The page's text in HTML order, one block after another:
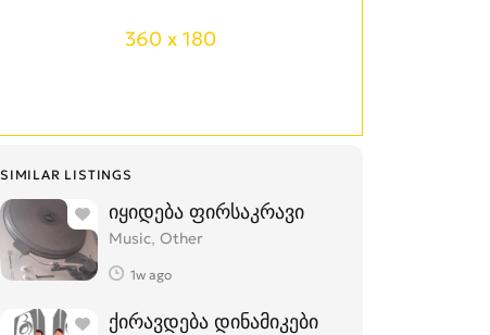
360 x 180
SIMILAR LISTINGS
იყიდება ფირსაკრავი
Music, Other
1w ago
ქირავდება დინამიკები